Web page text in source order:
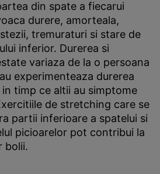
din spate a fiecarui
durere, amorteala,
tremuraturi si stare de
inferior. Durerea si
variaza de la o persoana
experimenteaza durerea
timp ce altii au simptome
de stretching care se
partii inferioare a spatelui si
picioarelor pot contribui la
bolii.